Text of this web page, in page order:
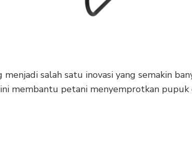
salah satu inovasi yang semakin
membantu petani menyemprotkan pupuk